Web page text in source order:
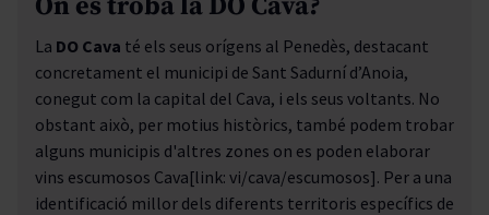
La DO Cava té els seus orígens al Penedès, destacant
concretament el municipi de Sant Sadurní d’Anoia,
conegut com la capital del Cava, i els seus voltants. No
obstant això, per motius històrics, també podem trobar
alguns municipis d'altres zones on es poden elaborar
vins escumosos Cava[link: vi/cava/escumosos]. Per a una
identificació millor dels diferents territoris específics de